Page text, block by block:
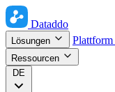
Dataddo
Lösungen Plattform
Ressourcen
DE